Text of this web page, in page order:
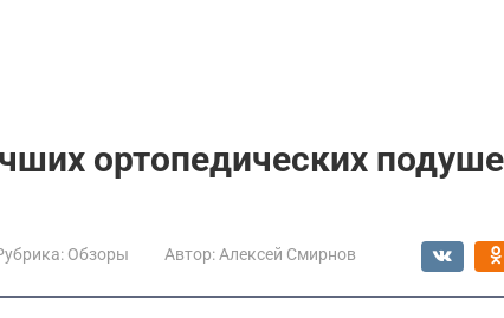
ортопедических
Обзоры Автор: Алексей Смирнов